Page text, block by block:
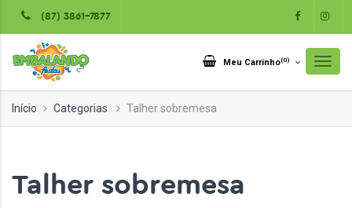
(87) 3861-7877
Meu Carrinho(0)
Início Categorias Talher sobremesa
Talher sobremesa